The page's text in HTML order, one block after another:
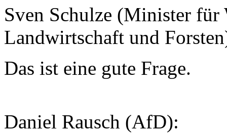
Sven Schulze (Minister für
Landwirtschaft und
Das ist eine gute Frage.
Daniel Rausch (AfD):